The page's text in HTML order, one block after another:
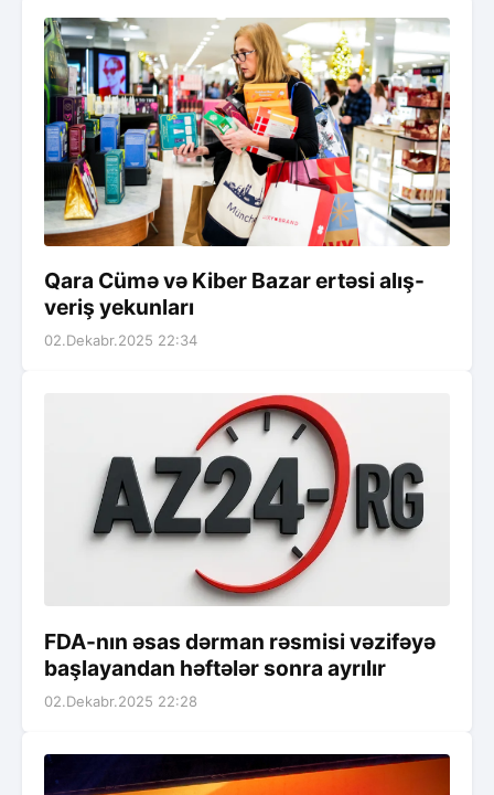
Qara Cümə və Kiber Bazar ertəsi alış-
veriş yekunları
02.Dekabr.2025 22:34
FDA-nın əsas dərman rəsmisi vəzifəyə
başlayandan həftələr sonra ayrılır
02.Dekabr.2025 22:28